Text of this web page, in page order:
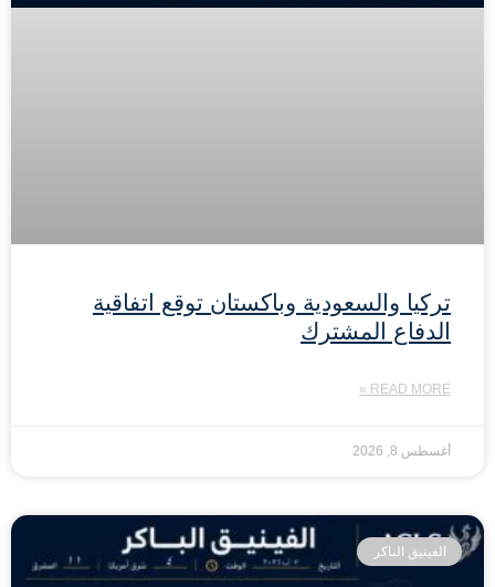
تركيا والسعودية وباكستان توقع اتفاقية
الدفاع المشترك
READ MORE »
أغسطس 8, 2026
الفينيق الباكر